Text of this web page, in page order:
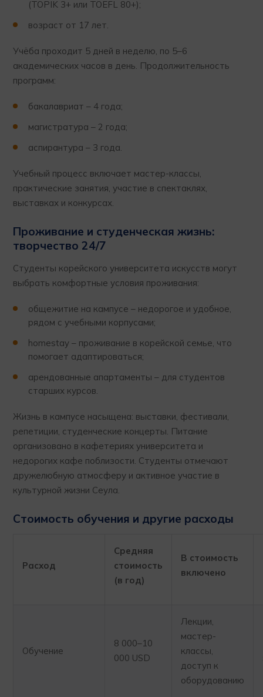
(TOPIK 3+ или TOEFL 80+);
возраст от 17 лет.
Учёба проходит 5 дней в неделю, по 5–6
академических часов в день. Продолжительность
программ:
бакалавриат – 4 года;
магистратура – 2 года;
аспирантура – 3 года.
Учебный процесс включает мастер-классы,
практические занятия, участие в спектаклях,
выставках и конкурсах.
Проживание и студенческая жизнь:
творчество 24/7
Студенты корейского университета искусств могут
выбрать комфортные условия проживания:
общежитие на кампусе – недорогое и удобное,
рядом с учебными корпусами;
homestay – проживание в корейской семье, что
помогает адаптироваться;
арендованные апартаменты – для студентов
старших курсов.
Жизнь в кампусе насыщена: выставки, фестивали,
репетиции, студенческие концерты. Питание
организовано в кафетериях университета и
недорогих кафе поблизости. Студенты отмечают
дружелюбную атмосферу и активное участие в
культурной жизни Сеула.
Стоимость обучения и другие расходы
Расход
Средняя
стоимость
(в год)
В стоимость
включено
Обучение
8 000–10
000 USD
Лекции,
мастер-
классы,
доступ к
оборудованию